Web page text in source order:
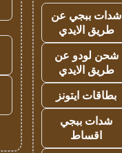
شدات ببجي عن
طريق الايدي
شحن لودو عن
طريق الايدي
بطاقات ايتونز
شدات ببجي
اقساط